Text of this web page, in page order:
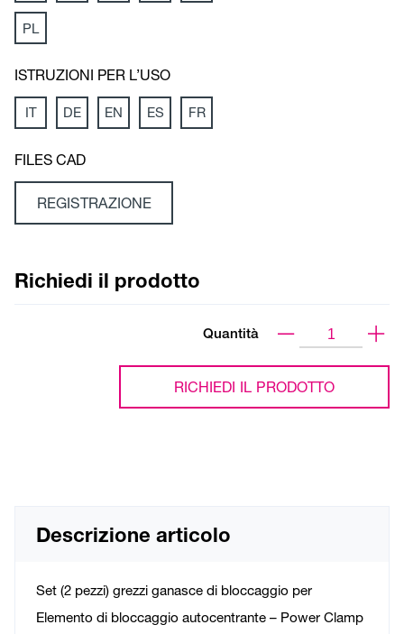
PL
ISTRUZIONI PER L’USO
IT DE EN ES FR
FILES CAD
REGISTRAZIONE
Richiedi il prodotto
Quantità
RICHIEDI IL PRODOTTO
Descrizione articolo
Set (2 pezzi) grezzi ganasce di bloccaggio per
Elemento di bloccaggio autocentrante – Power Clamp